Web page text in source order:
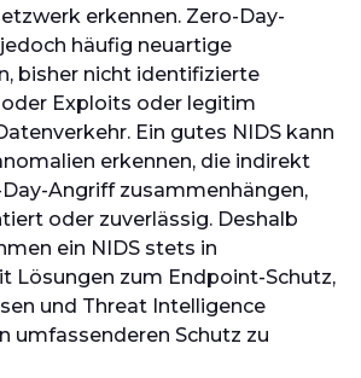
erkennen. Zero-Day-
häufig neuartige
bisher nicht identifizierte
Exploits oder legitim
Ein gutes NIDS kann
erkennen, die indirekt
Angriff zusammenhängen,
oder zuverlässig. Deshalb
ein NIDS stets in
Lösungen zum Endpoint-Schutz,
und Threat Intelligence
umfassenderen Schutz zu